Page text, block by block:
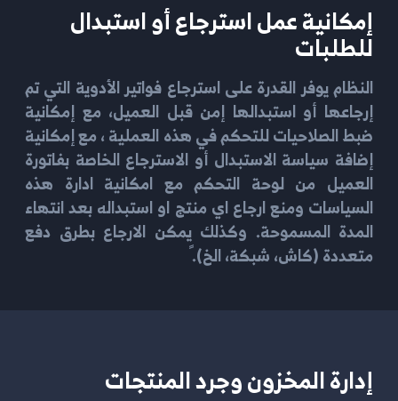
إمكانية عمل استرجاع أو استبدال
للطلبات
النظام يوفر القدرة على استرجاع فواتير الأدوية التي تم
إرجاعها أو استبدالها إمن قبل العميل، مع إمكانية
ضبط الصلاحيات للتحكم في هذه العملية ، مع إمكانية
إضافة سياسة الاستبدال أو الاسترجاع الخاصة بفاتورة
العميل من لوحة التحكم مع امكانية ادارة هذه
السياسات ومنع ارجاع اي منتج او استبداله بعد انتهاء
المدة المسموحة. وكذلك يمكن الارجاع بطرق دفع
متعددة (كاش، شبكة، الخ).ً
إدارة المخزون وجرد المنتجات